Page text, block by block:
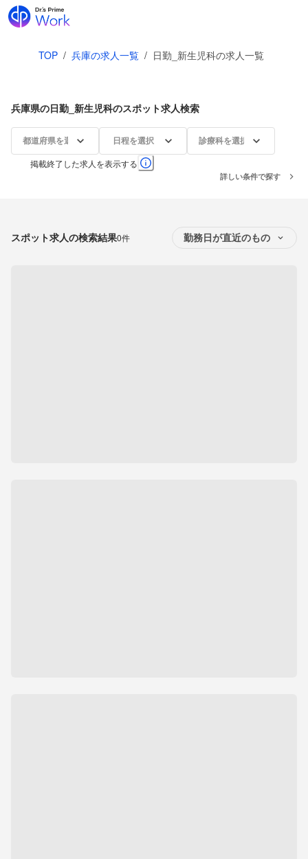
TOP / 兵庫の求人一覧 / 日勤_新生児科の求人一覧
兵庫県の日勤_新生児科のスポット求人検索
都道府県を選択 日程を選択 診療科を選択
掲載終了した求人を表示する
詳しい条件で探す
スポット求人の検索結果0件 勤務日が直近のもの